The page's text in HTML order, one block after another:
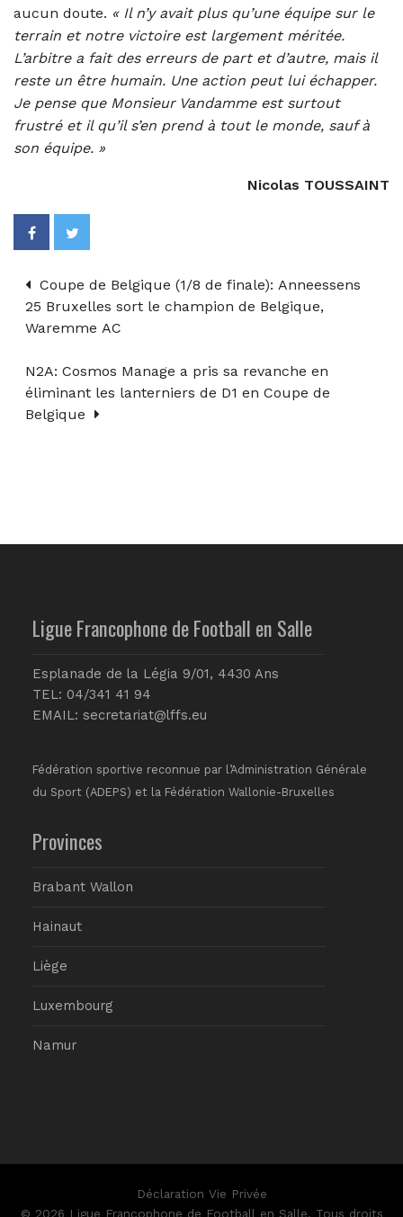
aucun doute. « Il n’y avait plus qu’une équipe sur le
terrain et notre victoire est largement méritée.
L’arbitre a fait des erreurs de part et d’autre, mais il
reste un être humain. Une action peut lui échapper.
Je pense que Monsieur Vandamme est surtout
frustré et il qu’il s’en prend à tout le monde, sauf à
son équipe. »
Nicolas TOUSSAINT
Coupe de Belgique (1/8 de finale): Anneessens
25 Bruxelles sort le champion de Belgique,
Waremme AC
N2A: Cosmos Manage a pris sa revanche en
éliminant les lanterniers de D1 en Coupe de
Belgique
Ligue Francophone de Football en Salle
Esplanade de la Légia 9/01, 4430 Ans
TEL: 04/341 41 94
EMAIL: secretariat@lffs.eu
Fédération sportive reconnue par l’Administration Générale
du Sport (ADEPS) et la Fédération Wallonie-Bruxelles
Provinces
Brabant Wallon
Hainaut
Liège
Luxembourg
Namur
Déclaration Vie Privée
© 2026 Ligue Francophone de Football en Salle. Tous droits